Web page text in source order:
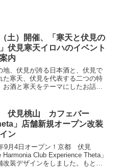
土）開催、「寒天と伏見の
伏見寒天イロハのイベント
内
地、伏見が誇る日本酒と、伏見で
た寒天、伏見を代表する二つの特
お酒と寒天をテーマにしたお話と
ます。イベント名：「寒天と伏見
」セミナーと交流会...
伏見桃山 カフェバー
」店舗新規オープン改装
ン
9月4日オープン！京都 伏見
Harmonia Club Experience Theta」
改装デザインをしました。もと、